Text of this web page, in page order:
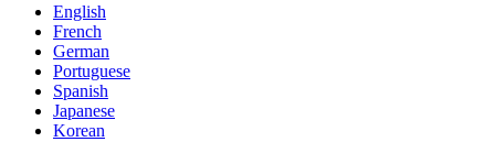
English
French
German
Portuguese
Spanish
Japanese
Korean